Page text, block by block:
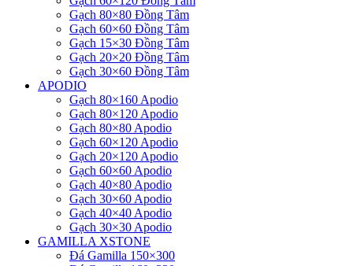
Gạch 80×80 Đồng Tâm
Gạch 60×60 Đồng Tâm
Gạch 15×30 Đồng Tâm
Gạch 20×20 Đồng Tâm
Gạch 30×60 Đồng Tâm
APODIO
Gạch 80×160 Apodio
Gạch 80×120 Apodio
Gạch 80×80 Apodio
Gạch 60×120 Apodio
Gạch 20×120 Apodio
Gạch 60×60 Apodio
Gạch 40×80 Apodio
Gạch 30×60 Apodio
Gạch 40×40 Apodio
Gạch 30×30 Apodio
GAMILLA XSTONE
Đá Gamilla 150×300